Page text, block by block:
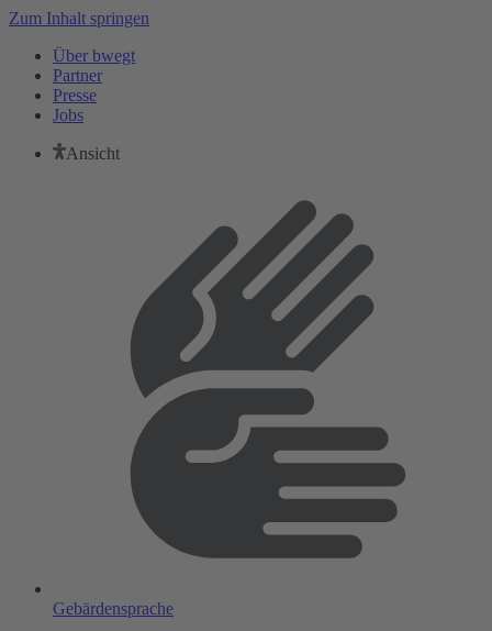
Zum Inhalt springen
Über bwegt
Partner
Presse
Jobs
Ansicht
Gebärdensprache